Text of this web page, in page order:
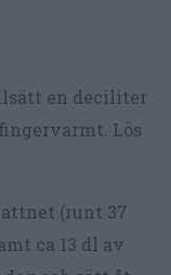
en deciliter
Lös
(runt 37
ca 13 dl av